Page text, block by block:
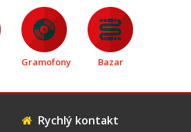
Gramofony Bazar
Rychlý kontakt